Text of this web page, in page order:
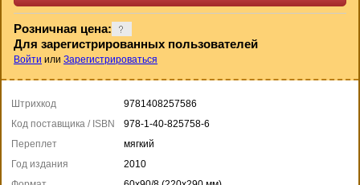
Розничная цена:
Для зарегистрированных пользователей
Войти или Зарегистрироваться
Штрихкод
9781408257586
Код поставщика / ISBN
978-1-40-825758-6
Переплет
мягкий
Год издания
2010